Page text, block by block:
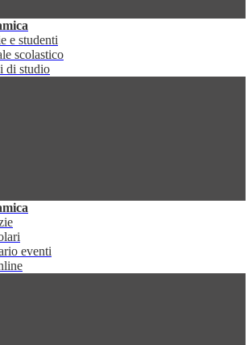
e studenti
scolastico
di studio
eventi